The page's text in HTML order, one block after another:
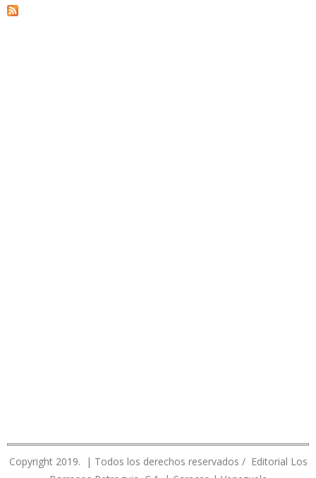
Copyright 2019. | Todos los derechos reservados / Editorial Los